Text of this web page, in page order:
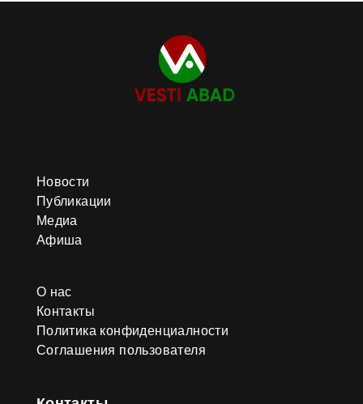
Новости
Публикации
Медиа
Афиша
О нас
Контакты
Политика конфиденциалности
Соглашения пользователя